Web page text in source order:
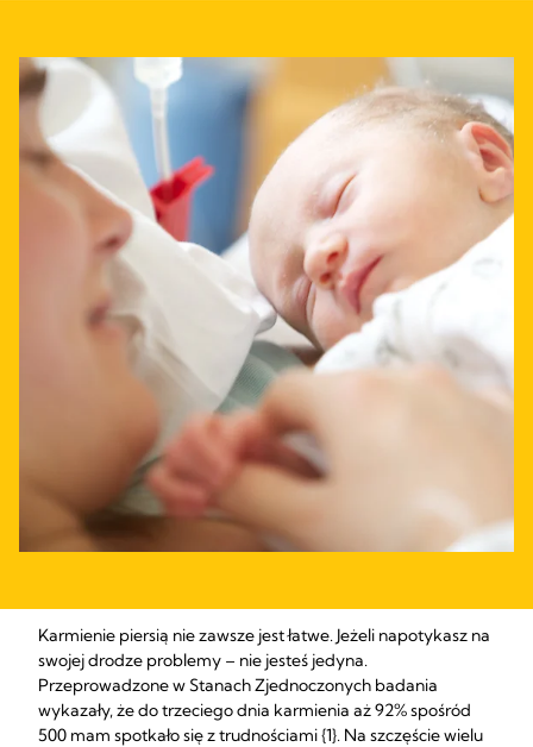
Karmienie piersią nie zawsze jest łatwe. Jeżeli napotykasz na
swojej drodze problemy – nie jesteś jedyna.
Przeprowadzone w Stanach Zjednoczonych badania
wykazały, że do trzeciego dnia karmienia aż 92% spośród
500 mam spotkało się z trudnościami {1}. Na szczęście wielu